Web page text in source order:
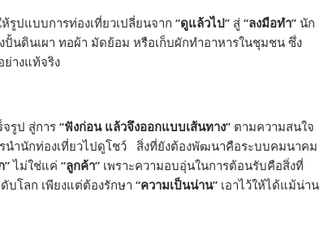
รูปแบบการท่องเที่ยวเปลี่ยนจาก “ดูแล้วไป” สู่ “ลงมือทำ” นัก
ปั้นดินเผา ทอผ้า มัดย้อม หรือเก็บผักทำอาหารในชุมชน ซึ่ง
างแท้จริง
รูป สู่การ “ฟังก่อน แล้วจึงออกแบบเส้นทาง” ตามความสนใจ
ำนักท่องเที่ยวไปดูโชว์ สิ่งที่ยังต้องพัฒนาคือระบบคมนาคม
”ไม่ใช่แค่ “ลูกค้า” เพราะความอบอุ่นในการต้อนรับคือสิ่งที่
โลก เพียงแต่ต้องรักษา “ความเป็นน่าน” เอาไว้ให้ได้แม้น่าน